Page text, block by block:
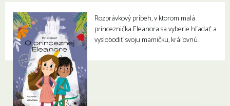
Rozprávkový príbeh, v ktorom malá
princeznička Eleanora sa vyberie hľadať a
vyslobodiť svoju mamičku, kráľovnú.